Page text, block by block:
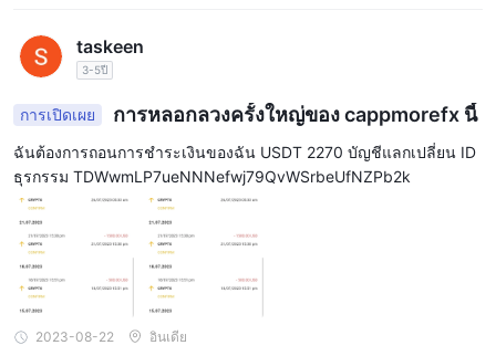
นอกจากนี้ โบรกเกอร์ยังมีทรัพยากรเพื่อการศึกษาและเครื่องมือการซื้อ
ขายที่หลากหลาย รวมถึงการวิเคราะห์ตลาดรายวัน สัญญาณการซื้อ
ทรัพยากรเหล่านี้ได้รับการออกแบบมาเพื่อช่วยให้เทรดเดอร์พัฒนา
ทักษะการเทรดและตัดสินใจซื้อขายอย่างชาญฉลาด
อย่างไรก็ตาม โบรกเกอร์รายนี้ไม่ได้รับการควบคุมโดยหน่วยงานกำกับ
ดูแลใด ๆ ซึ่งอาจสร้างความกังวลให้กับเทรดเดอร์ส่วนใหญ่
คำถามที่พบบ่อย
ถาม: คือ CAPMOREFX นายหน้าที่ได้รับการควบคุม？
ตอบ: ไม่ CAPMOREFX ไม่ได้ถูกควบคุมโดยหน่วยงานกำกับดูแลใด ๆ
ถาม: ตราสารการซื้อขายใดบ้างที่สามารถใช้ได้กับ CAPMOREFX ?
taskeen
3-5ปี
การเปิดเผย การหลอกลวงครั้งใหญ่ของ cappmorefx นี้
ฉันต้องการถอนการชำระเงินของฉัน USDT 2270 บัญชีแลกเปลี่ยน ID
ธุรกรรม TDWwmLP7ueNNNefwj79QvWSrbeUfNZPb2k
2023-08-22 อินเดีย